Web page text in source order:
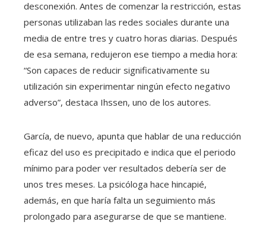
desconexión. Antes de comenzar la restricción, estas
personas utilizaban las redes sociales durante una
media de entre tres y cuatro horas diarias. Después
de esa semana, redujeron ese tiempo a media hora:
“Son capaces de reducir significativamente su
utilización sin experimentar ningún efecto negativo
adverso”, destaca Ihssen, uno de los autores.
García, de nuevo, apunta que hablar de una reducción
eficaz del uso es precipitado e indica que el periodo
mínimo para poder ver resultados debería ser de
unos tres meses. La psicóloga hace hincapié,
además, en que haría falta un seguimiento más
prolongado para asegurarse de que se mantiene.